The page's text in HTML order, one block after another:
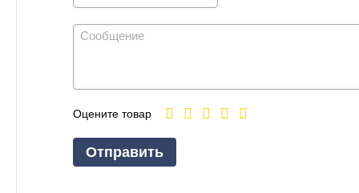
Оцените товар
Отправить